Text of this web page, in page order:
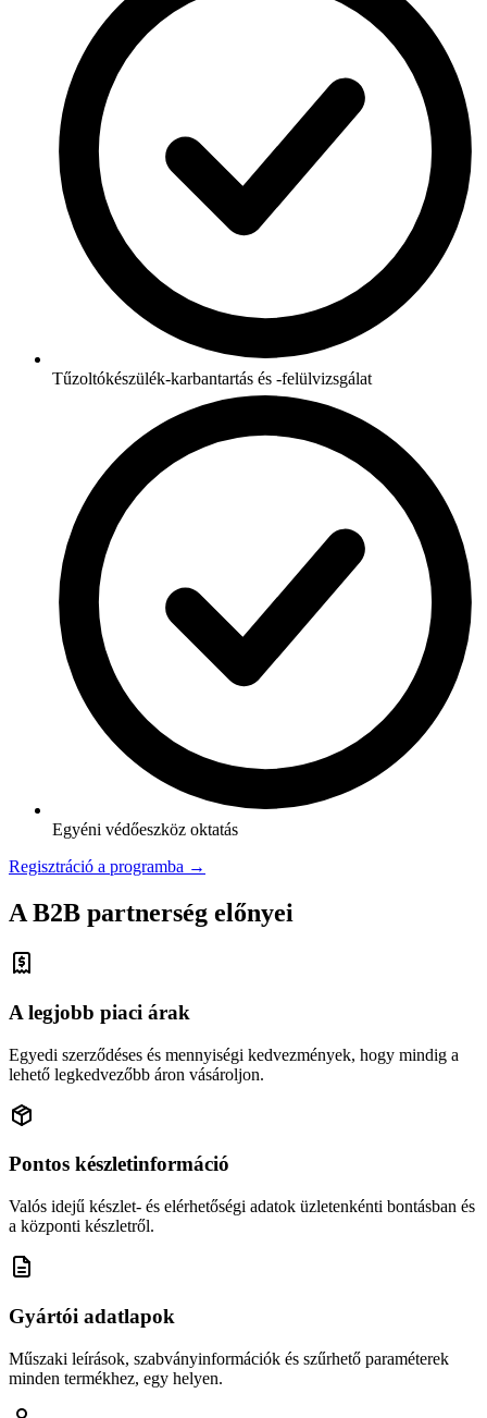
Tűzoltókészülék-karbantartás és -felülvizsgálat
Egyéni védőeszköz oktatás
Regisztráció a programba →
A B2B partnerség előnyei
A legjobb piaci árak
Egyedi szerződéses és mennyiségi kedvezmények, hogy mindig a
lehető legkedvezőbb áron vásároljon.
Pontos készletinformáció
Valós idejű készlet- és elérhetőségi adatok üzletenkénti bontásban és
a központi készletről.
Gyártói adatlapok
Műszaki leírások, szabványinformációk és szűrhető paraméterek
minden termékhez, egy helyen.